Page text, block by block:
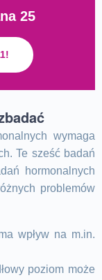
25
wymaga
Te sześć badań
hormonalnych
problemów
wpływ na m.in.
poziom może